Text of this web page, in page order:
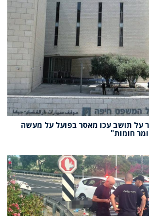
על תושב עכו מאסר בפועל על מעשה
חומות"